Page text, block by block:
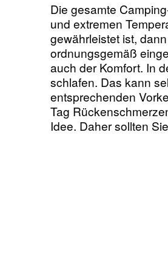
Die gesamte
und extremen
gewährleistet ist,
ordnungsgemäß
auch der Komfort. In
schlafen. Das kann
entsprechenden
Tag
Idee. Daher sollten